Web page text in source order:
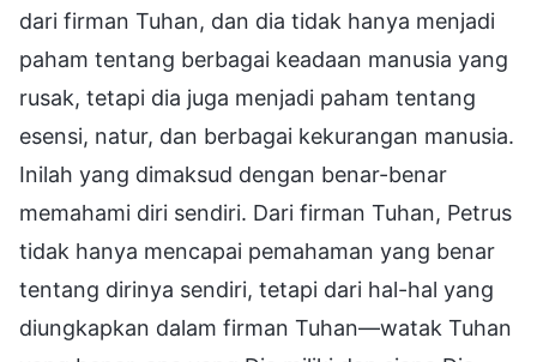
dari firman Tuhan, dan dia tidak hanya menjadi
paham tentang berbagai keadaan manusia yang
rusak, tetapi dia juga menjadi paham tentang
esensi, natur, dan berbagai kekurangan manusia.
Inilah yang dimaksud dengan benar-benar
memahami diri sendiri. Dari firman Tuhan, Petrus
tidak hanya mencapai pemahaman yang benar
tentang dirinya sendiri, tetapi dari hal-hal yang
diungkapkan dalam firman Tuhan—watak Tuhan